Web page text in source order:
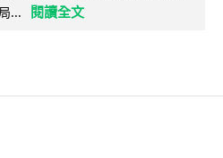
...
閱讀全文